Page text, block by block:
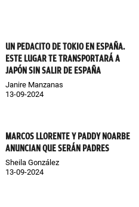
UN PEDACITO DE TOKIO EN ESPAÑA.
ESTE LUGAR TE TRANSPORTARÁ A
JAPÓN SIN SALIR DE ESPAÑA
Janire Manzanas
13-09-2024
MARCOS LLORENTE Y PADDY NOARBE
ANUNCIAN QUE SERÁN PADRES
Sheila González
13-09-2024